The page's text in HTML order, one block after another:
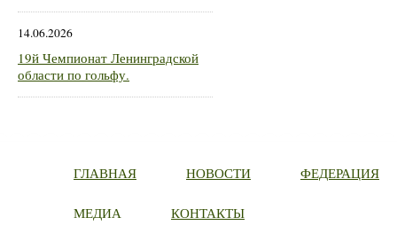
14.06.2026
19й Чемпионат Ленинградской
области по гольфу.
ГЛАВНАЯ НОВОСТИ ФЕДЕРАЦИЯ
МЕДИА КОНТАКТЫ